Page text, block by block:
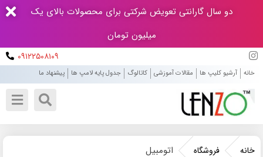
دو سال گارانتی تعویض شرکتی برای محصولات بالای یک
میلیون تومان
۰۹۱۲۲۵۰۸۱۰۹
خانه آرشیو کلیپ ها مقالات آموزشی کاتالوگ جدول پایه لامپ ها پیشنهاد ما
خانه فروشگاه اتومبیل